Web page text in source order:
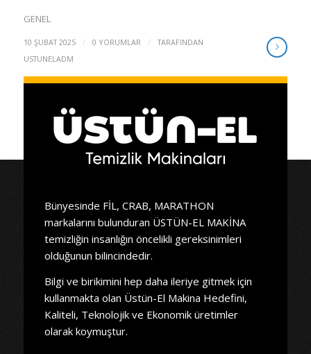
GENEL
10 ŞUBAT 2025 / 0 YORUMLAR /
TARAFINDAN
USTUNELADM
Bünyesinde FİL, CRAB, MARATHON
markalarını bulunduran ÜSTÜN-EL MAKİNA
temizliğin insanlığın öncelikli gereksinimleri
olduğunun bilincindedir.
Bilgi ve birikimini hep daha ileriye gitmek için
kullanmakta olan Üstün-El Makina Hedefini,
Kaliteli, Teknolojik ve Ekonomik üretimler
olarak koymuştur.